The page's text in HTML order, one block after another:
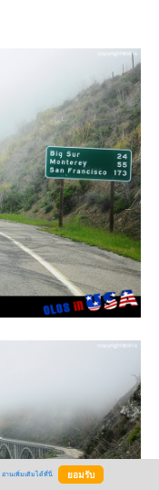
อ่านเพิ่มเติมได้ที่นี่